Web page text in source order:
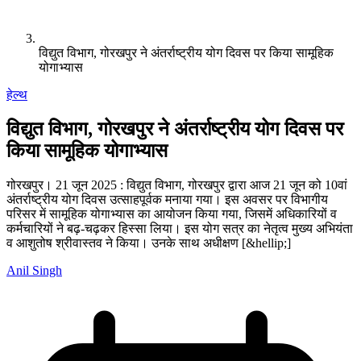
विद्युत विभाग, गोरखपुर ने अंतर्राष्ट्रीय योग दिवस पर किया सामूहिक
योगाभ्यास
हेल्थ
विद्युत विभाग, गोरखपुर ने अंतर्राष्ट्रीय योग दिवस पर
किया सामूहिक योगाभ्यास
गोरखपुर। 21 जून 2025 : विद्युत विभाग, गोरखपुर द्वारा आज 21 जून को 10वां
अंतर्राष्ट्रीय योग दिवस उत्साहपूर्वक मनाया गया। इस अवसर पर विभागीय
परिसर में सामूहिक योगाभ्यास का आयोजन किया गया, जिसमें अधिकारियों व
कर्मचारियों ने बढ़-चढ़कर हिस्सा लिया। इस योग सत्र का नेतृत्व मुख्य अभियंता
व आशुतोष श्रीवास्तव ने किया। उनके साथ अधीक्षण [&hellip;]
Anil Singh